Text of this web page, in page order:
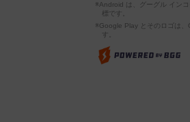
※Android は、グーグル イン
標です。
※Google Play とそのロゴは
す。